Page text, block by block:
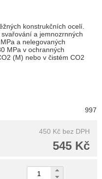
konstrukčních ocelí.
a jemnozrnných
a nelegovaných
MPa v ochranných
(M) nebo v čistém CO2
997
450 Kč bez DPH
545 Kč